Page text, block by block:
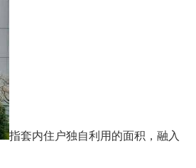
指套内住户独自利用的面积，融入